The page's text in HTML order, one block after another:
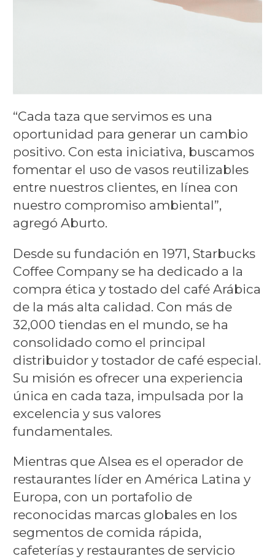
“Cada taza que servimos es una
oportunidad para generar un cambio
positivo. Con esta iniciativa, buscamos
fomentar el uso de vasos reutilizables
entre nuestros clientes, en línea con
nuestro compromiso ambiental”,
agregó Aburto.
Desde su fundación en 1971, Starbucks
Coffee Company se ha dedicado a la
compra ética y tostado del café Arábica
de la más alta calidad. Con más de
32,000 tiendas en el mundo, se ha
consolidado como el principal
distribuidor y tostador de café especial.
Su misión es ofrecer una experiencia
única en cada taza, impulsada por la
excelencia y sus valores
fundamentales.
Mientras que Alsea es el operador de
restaurantes líder en América Latina y
Europa, con un portafolio de
reconocidas marcas globales en los
segmentos de comida rápida,
cafeterías y restaurantes de servicio